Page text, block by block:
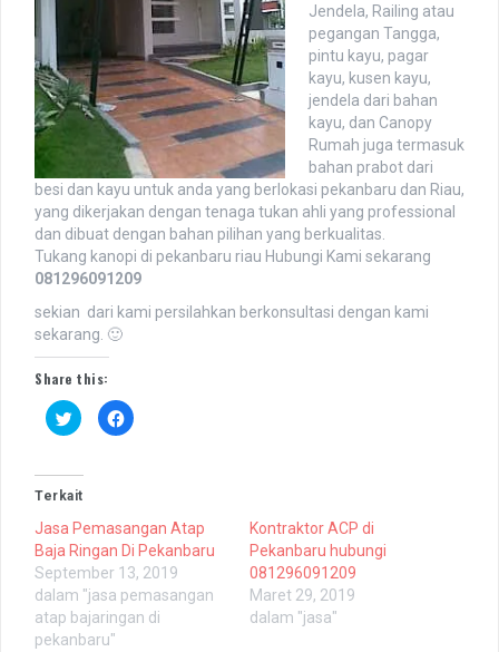
Jendela, Railing atau
pegangan Tangga,
pintu kayu, pagar
kayu, kusen kayu,
jendela dari bahan
kayu, dan Canopy
Rumah juga termasuk
bahan prabot dari
besi dan kayu untuk anda yang berlokasi pekanbaru dan Riau,
yang dikerjakan dengan tenaga tukan ahli yang professional
dan dibuat dengan bahan pilihan yang berkualitas.
Tukang kanopi di pekanbaru riau Hubungi Kami sekarang
081296091209
sekian dari kami persilahkan berkonsultasi dengan kami
sekarang. 🙂
Share this:
K
l
n
t
k
b
e
r
b
a
g
i
p
a
K
l
k
m
e
m
b
a
g
i
k
Terkait
Jasa Pemasangan Atap
Baja Ringan Di Pekanbaru
September 13, 2019
dalam "jasa pemasangan
atap bajaringan di
pekanbaru"
Kontraktor ACP di
Pekanbaru hubungi
081296091209
Maret 29, 2019
dalam "jasa"